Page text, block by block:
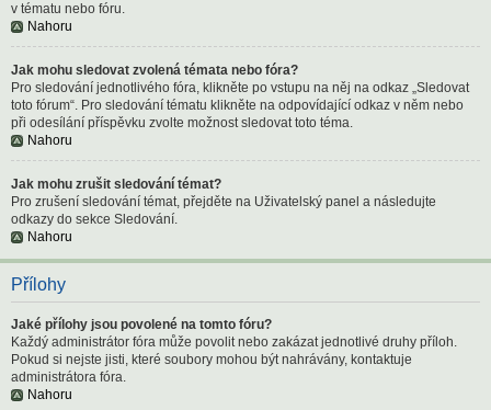
v tématu nebo fóru.
Nahoru
Jak mohu sledovat zvolená témata nebo fóra?
Pro sledování jednotlivého fóra, klikněte po vstupu na něj na odkaz „Sledovat
toto fórum“. Pro sledování tématu klikněte na odpovídající odkaz v něm nebo
při odesílání příspěvku zvolte možnost sledovat toto téma.
Nahoru
Jak mohu zrušit sledování témat?
Pro zrušení sledování témat, přejděte na Uživatelský panel a následujte
odkazy do sekce Sledování.
Nahoru
Přílohy
Jaké přílohy jsou povolené na tomto fóru?
Každý administrátor fóra může povolit nebo zakázat jednotlivé druhy příloh.
Pokud si nejste jisti, které soubory mohou být nahrávány, kontaktuje
administrátora fóra.
Nahoru